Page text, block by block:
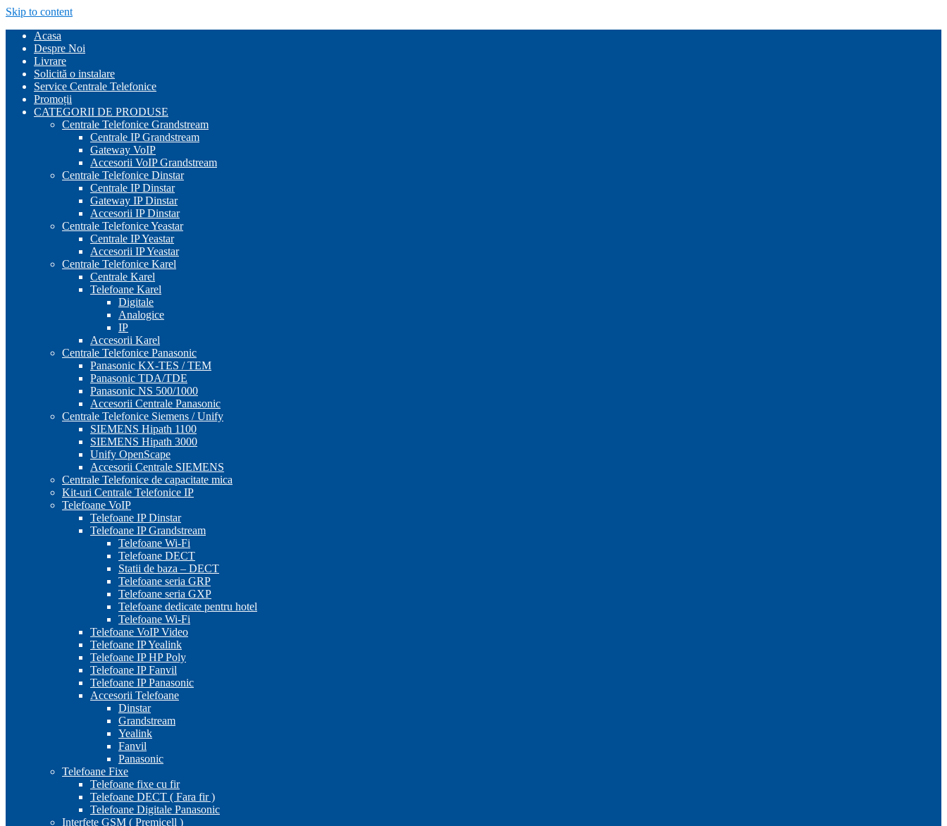
Skip to content
Acasa
Despre Noi
Livrare
Solicită o instalare
Service Centrale Telefonice
Promoții
CATEGORII DE PRODUSE
Centrale Telefonice Grandstream
Centrale IP Grandstream
Gateway VoIP
Accesorii VoIP Grandstream
Centrale Telefonice Dinstar
Centrale IP Dinstar
Gateway IP Dinstar
Accesorii IP Dinstar
Centrale Telefonice Yeastar
Centrale IP Yeastar
Accesorii IP Yeastar
Centrale Telefonice Karel
Centrale Karel
Telefoane Karel
Digitale
Analogice
IP
Accesorii Karel
Centrale Telefonice Panasonic
Panasonic KX-TES / TEM
Panasonic TDA/TDE
Panasonic NS 500/1000
Accesorii Centrale Panasonic
Centrale Telefonice Siemens / Unify
SIEMENS Hipath 1100
SIEMENS Hipath 3000
Unify OpenScape
Accesorii Centrale SIEMENS
Centrale Telefonice de capacitate mica
Kit-uri Centrale Telefonice IP
Telefoane VoIP
Telefoane IP Dinstar
Telefoane IP Grandstream
Telefoane Wi-Fi
Telefoane DECT
Statii de baza – DECT
Telefoane seria GRP
Telefoane seria GXP
Telefoane dedicate pentru hotel
Telefoane Wi-Fi
Telefoane VoIP Video
Telefoane IP Yealink
Telefoane IP HP Poly
Telefoane IP Fanvil
Telefoane IP Panasonic
Accesorii Telefoane
Dinstar
Grandstream
Yealink
Fanvil
Panasonic
Telefoane Fixe
Telefoane fixe cu fir
Telefoane DECT ( Fara fir )
Telefoane Digitale Panasonic
Interfete GSM ( Premicell )